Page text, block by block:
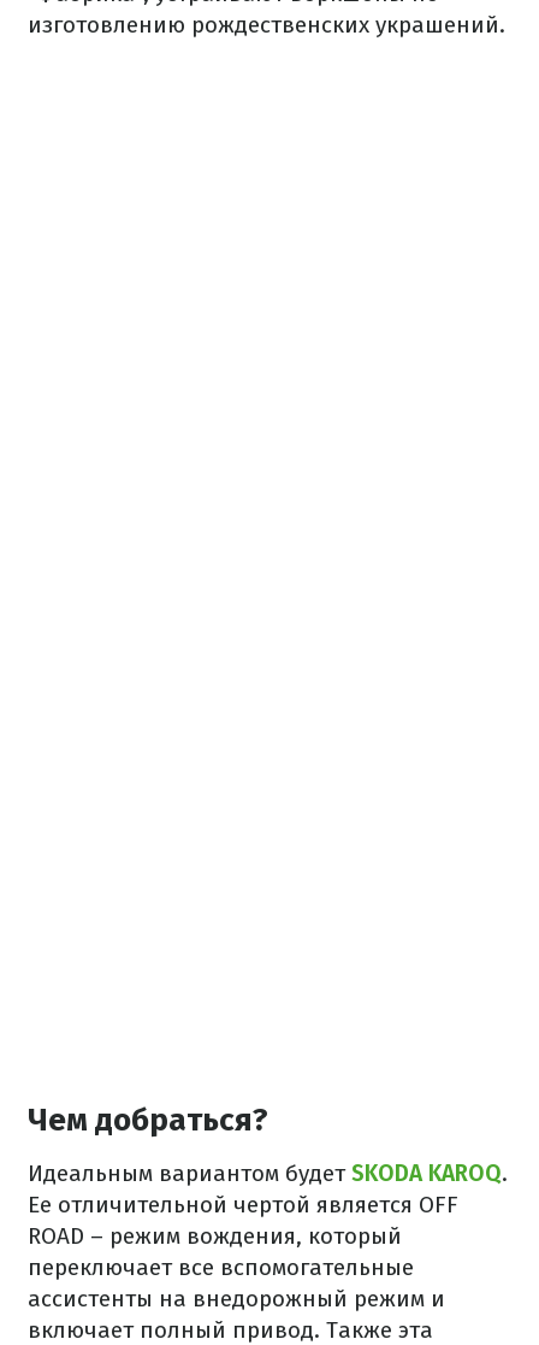
изготовлению рождественских украшений.
Чем добраться?
Идеальным вариантом будетSKODA KAROQ.
Ее отличительной чертой является OFF
ROAD – режим вождения, который
переключает все вспомогательные
ассистенты на внедорожный режим и
включает полный привод. Также эта